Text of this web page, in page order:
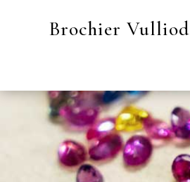
Brochier Vulliod